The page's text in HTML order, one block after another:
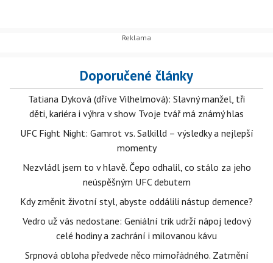
Doporučené články
Tatiana Dyková (dříve Vilhelmová): Slavný manžel, tři
děti, kariéra i výhra v show Tvoje tvář má známý hlas
UFC Fight Night: Gamrot vs. Salkilld – výsledky a nejlepší
momenty
Nezvládl jsem to v hlavě. Čepo odhalil, co stálo za jeho
neúspěšným UFC debutem
Kdy změnit životní styl, abyste oddálili nástup demence?
Vedro už vás nedostane: Geniální trik udrží nápoj ledový
celé hodiny a zachrání i milovanou kávu
Srpnová obloha předvede něco mimořádného. Zatmění